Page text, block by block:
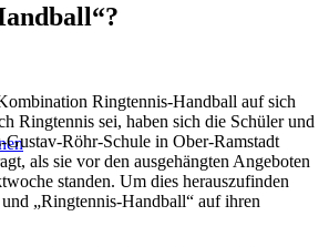
Ringtennis-Handball auf sich
Ringtennis sei, haben sich die Schüler und
Gustav-Röhr-Schule in Ober-Ramstadt
als sie vor den ausgehängten Angeboten
standen. Um dies herauszufinden
„Ringtennis-Handball“ auf ihren